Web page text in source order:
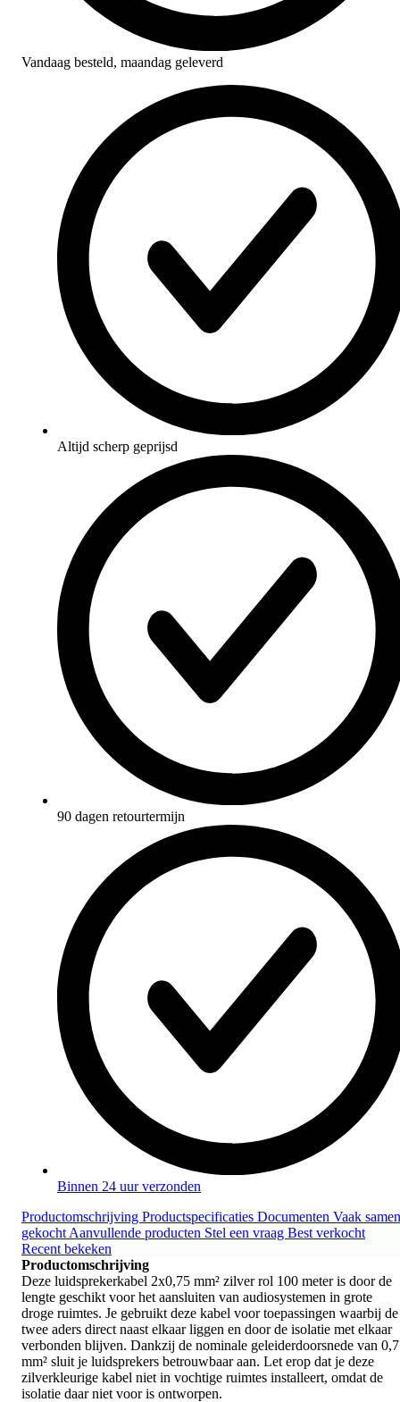
Vandaag besteld, maandag geleverd
Altijd scherp geprijsd
90 dagen retourtermijn
Binnen 24 uur verzonden
Productomschrijving Productspecificaties Documenten Vaak samen
gekocht Aanvullende producten Stel een vraag Best verkocht
Recent bekeken
Productomschrijving
Deze luidsprekerkabel 2x0,75 mm² zilver rol 100 meter is door de
lengte geschikt voor het aansluiten van audiosystemen in grote
droge ruimtes. Je gebruikt deze kabel voor toepassingen waarbij de
twee aders direct naast elkaar liggen en door de isolatie met elkaar
verbonden blijven. Dankzij de nominale geleiderdoorsnede van
mm² sluit je luidsprekers betrouwbaar aan. Let erop dat je deze
zilverkleurige kabel niet in vochtige ruimtes installeert, omdat de
isolatie daar niet voor is ontworpen.